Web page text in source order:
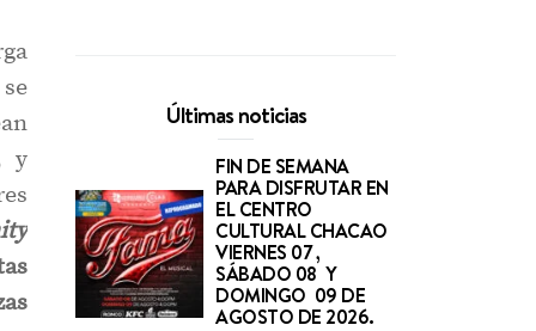
y
Últimas noticias
FIN DE SEMANA
PARA DISFRUTAR EN
EL CENTRO
CULTURAL CHACAO
VIERNES 07 ,
SÁBADO 08 Y
DOMINGO 09 DE
AGOSTO DE 2026.